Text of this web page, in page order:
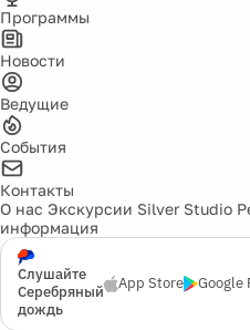
Программы
Новости
Ведущие
События
Контакты
О нас Экскурсии Silver Studio
информация
Слушайте
Серебряный
дождь
App Store Google